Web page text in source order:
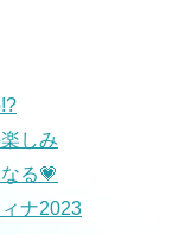
しみ
る💗
ナ2023